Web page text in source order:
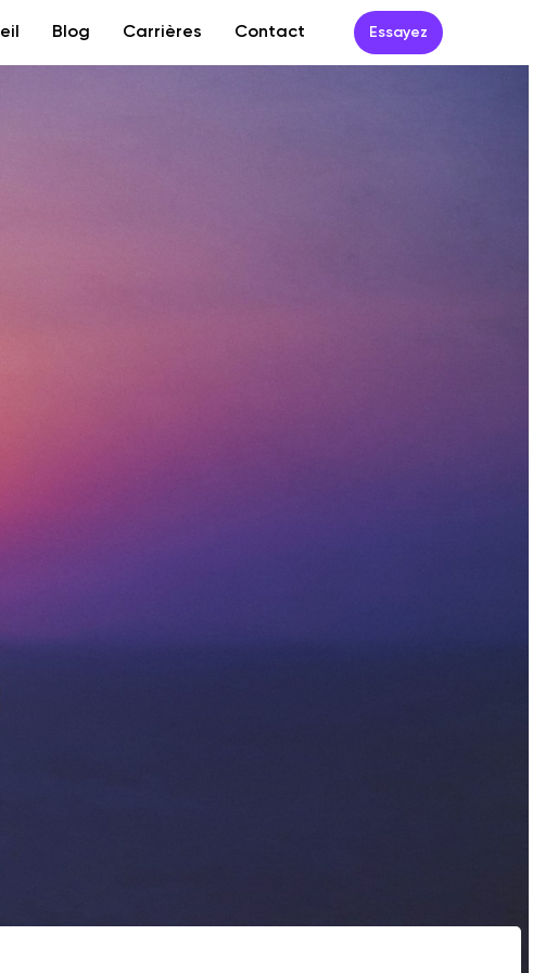
Blog Carrières Contact Essayez